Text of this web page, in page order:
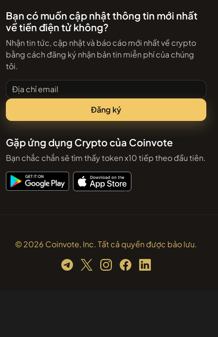
Bạn có muốn cập nhật thông tin mới nhất
về tiền điện tử không?
Nhận tin tức, cập nhật và báo cáo mới nhất về crypto
bằng cách đăng ký nhận bản tin miễn phí của chúng
tôi.
Địa chỉ email
Đăng ký
Gặp ứng dụng Crypto của Coinvote
Bạn chắc chắn sẽ tìm thấy token x10 tiếp theo đầu tiên.
© 2026 Coinvote, Inc. Tất cả quyền được bảo lưu.